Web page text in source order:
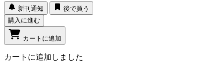
新刊通知
後で買う
購入に進む
カートに追加
カートに追加しました